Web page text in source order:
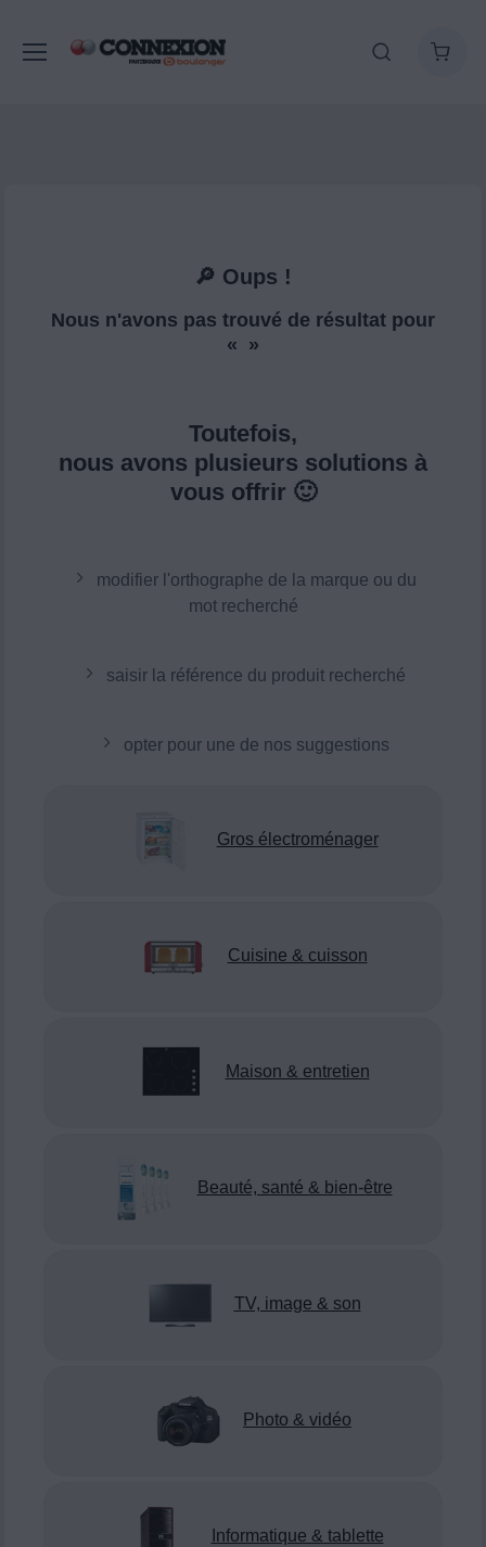
🔎 Oups !
Nous n'avons pas trouvé de résultat pour
« »
Toutefois,
nous avons plusieurs solutions à
vous offrir 🙂
modifier l'orthographe de la marque ou du
mot recherché
saisir la référence du produit recherché
opter pour une de nos suggestions
Gros électroménager
Cuisine & cuisson
Maison & entretien
Beauté, santé & bien-être
TV, image & son
Photo & vidéo
Informatique & tablette